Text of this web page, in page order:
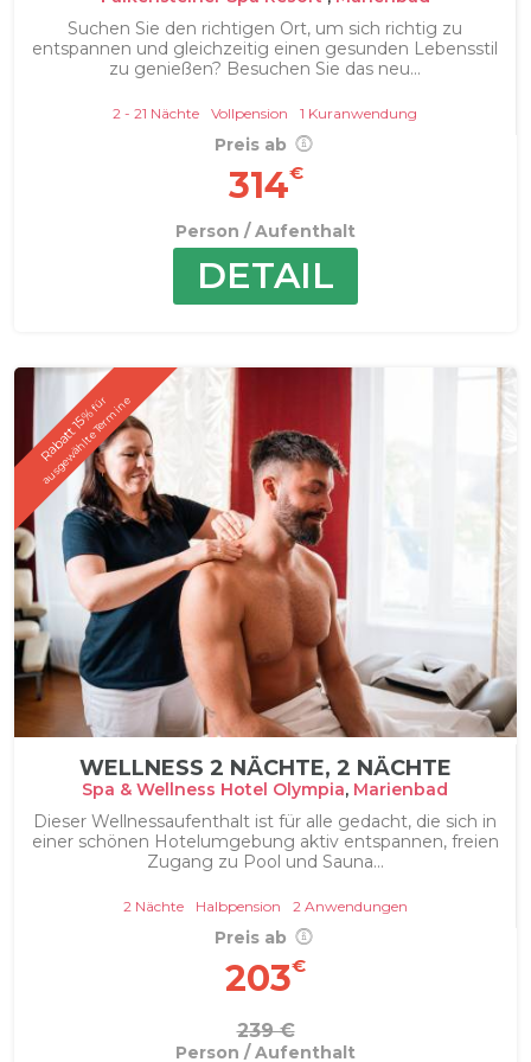
Suchen Sie den richtigen Ort, um sich richtig zu
entspannen und gleichzeitig einen gesunden Lebensstil
zu genießen? Besuchen Sie das neu...
2 - 21 Nächte Vollpension 1 Kuranwendung
Preis ab
314€
Person / Aufenthalt
DETAIL
Rabatt 15%f
ü
r
a
u
s
g
e
w
ä
h
l
t
e
T
e
r
m
i
n
e
WELLNESS 2 NÄCHTE, 2 NÄCHTE
Spa & Wellness Hotel Olympia, Marienbad
Dieser Wellnessaufenthalt ist für alle gedacht, die sich in
einer schönen Hotelumgebung aktiv entspannen, freien
Zugang zu Pool und Sauna...
2 Nächte Halbpension 2 Anwendungen
Preis ab
203€
239 €
Person / Aufenthalt